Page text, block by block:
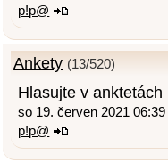
p!p@
Ankety (13/520)
Hlasujte v anktetách
so 19. červen 2021 06:39
p!p@